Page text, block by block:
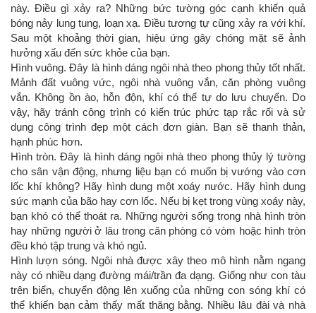
này. Điều gì xảy ra? Những bức tường góc cạnh khiến quả
bóng nảy lung tung, loạn xạ. Điều tương tự cũng xảy ra với khí.
Sau một khoảng thời gian, hiệu ứng gây chóng mặt sẽ ảnh
hưởng xấu đến sức khỏe của bạn.
Hình vuông. Đây là hình dáng ngôi nhà theo phong thủy tốt nhất.
Mảnh đất vuông vức, ngôi nhà vuông vắn, căn phòng vuông
vắn. Không ồn ào, hỗn độn, khí có thể tự do lưu chuyển. Do
vậy, hãy tránh công trình có kiến trúc phức tạp rắc rối và sử
dụng công trình đẹp một cách đơn giàn. Bạn sẽ thanh thản,
hạnh phúc hơn.
Hình tròn. Đây là hình dáng ngôi nhà theo phong thủy lý tường
cho sân vận động, nhưng liệu bạn có muốn bị vướng vào cơn
lốc khí không? Hãy hình dung một xoáy nước. Hãy hình dung
sức mạnh của bão hay cơn lốc. Nếu bị kẹt trong vùng xoáy này,
bạn khó có thể thoát ra. Những người sống trong nhà hình tròn
hay những người ở lâu trong căn phòng có vòm hoặc hình tròn
đều khó tập trung và khó ngủ.
Hình lượn sóng. Ngôi nhà được xây theo mô hình nằm ngang
này có nhiều dạng đường mái/trần đa dạng. Giống như con tàu
trên biển, chuyển động lên xuống của những con sóng khí có
thể khiến bạn cảm thấy mất thăng bằng. Nhiều lâu đài và nhà